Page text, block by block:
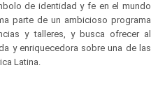
de identidad y fe en el mundo
parte de un ambicioso programa
y talleres, y busca ofrecer al
y enriquecedora sobre una de las
Latina.